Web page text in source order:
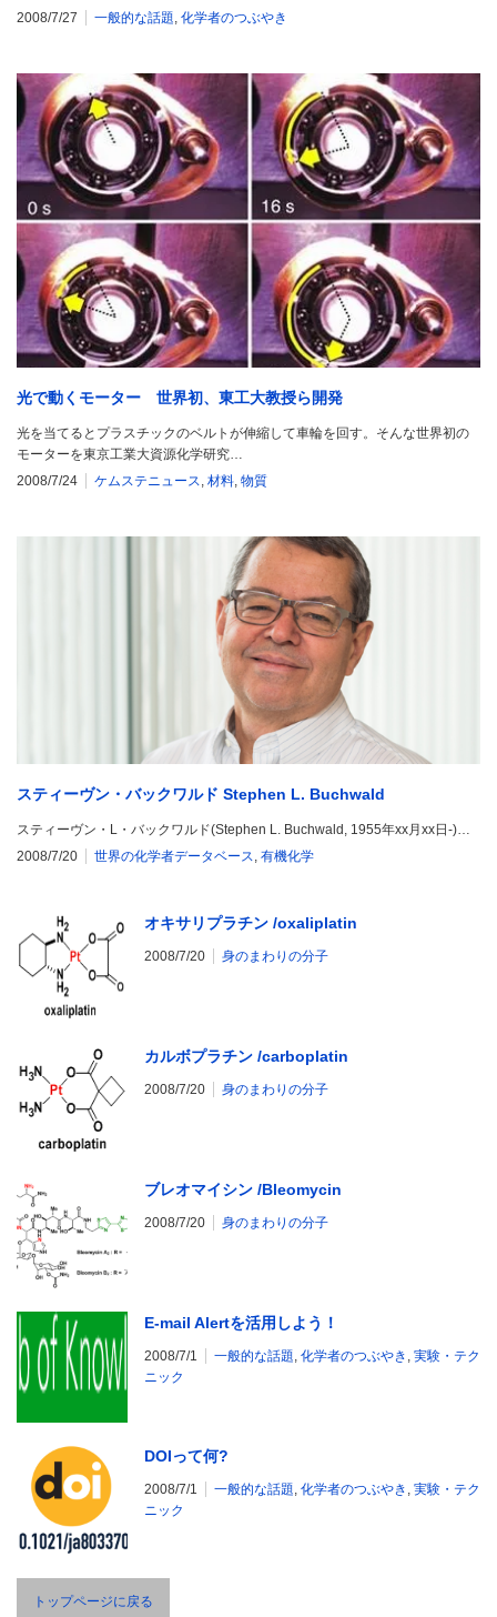
2008/7/27
一般的な話題 化学者のつぶやき
光で動くモーター 世界初、東工大教授ら開発
光を当てるとプラスチックのベルトが伸縮して車輪を回す。そんな世界初の
モーターを東京工業大資源化学研究…
2008/7/24
ケムステニュース, 材料, 物質
スティーヴン・バックワルド Stephen L. Buchwald
スティーヴン・L・バックワルド(Stephen L. Buchwald, 1955年xx月xx日-)…
2008/7/20
世界の化学者データベース, 有機化学
オキサリプラチン /oxaliplatin
2008/7/20 身のまわりの分子
カルボプラチン /carboplatin
2008/7/20 身のまわりの分子
ブレオマイシン /Bleomycin
2008/7/20 身のまわりの分子
E-mail Alertを活用しよう！
2008/7/1 一般的な話題, 化学者のつぶやき , 実験・テク
ニック
DOIって何?
2008/7/1 一般的な話題, 化学者のつぶやき , 実験・テク
ニック
トップページに戻る